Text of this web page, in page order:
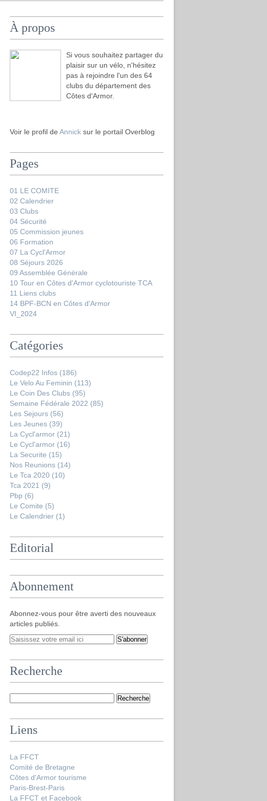
À propos
Si vous souhaitez partager du
plaisir sur un vélo, n'hésitez
pas à rejoindre l'un des 64
clubs du département des
Côtes d'Armor.
Voir le profil de Annick sur le portail Overblog
Pages
01 LE COMITE
02 Calendrier
03 Clubs
04 Sécurité
05 Commission jeunes
06 Formation
07 La Cycl'Armor
08 Séjours 2026
09 Assemblée Générale
10 Tour en Côtes d'Armor cyclotouriste TCA
11 Liens clubs
14 BPF-BCN en Côtes d'Armor
VI_2024
Catégories
Codep22 Infos (186)
Le Velo Au Feminin (113)
Le Coin Des Clubs (95)
Semaine Fédérale 2022 (85)
Les Sejours (56)
Les Jeunes (39)
La Cycl'armor (21)
Le Cycl'armor (16)
La Securite (15)
Nos Reunions (14)
Le Tca 2020 (10)
Tca 2021 (9)
Pbp (6)
Le Comite (5)
Le Calendrier (1)
Editorial
Abonnement
Abonnez-vous pour être averti des nouveaux
articles publiés.
Recherche
Liens
La FFCT
Comité de Bretagne
Côtes d'Armor tourisme
Paris-Brest-Paris
La FFCT et Facebook